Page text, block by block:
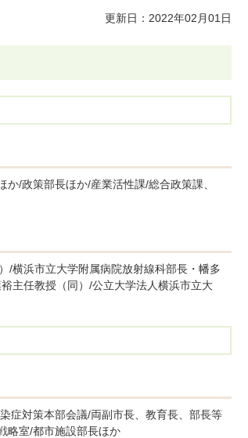
更新日：2022年02月01日
/政策部長ほか/産業活性課/総合政策課、
/横浜市立大学附属病院放射線科部長・幡多
主任教授（同）/公立大学法人横浜市立大
症対策本部会議/両副市長、教育長、部長等
略室/都市施設部長ほか